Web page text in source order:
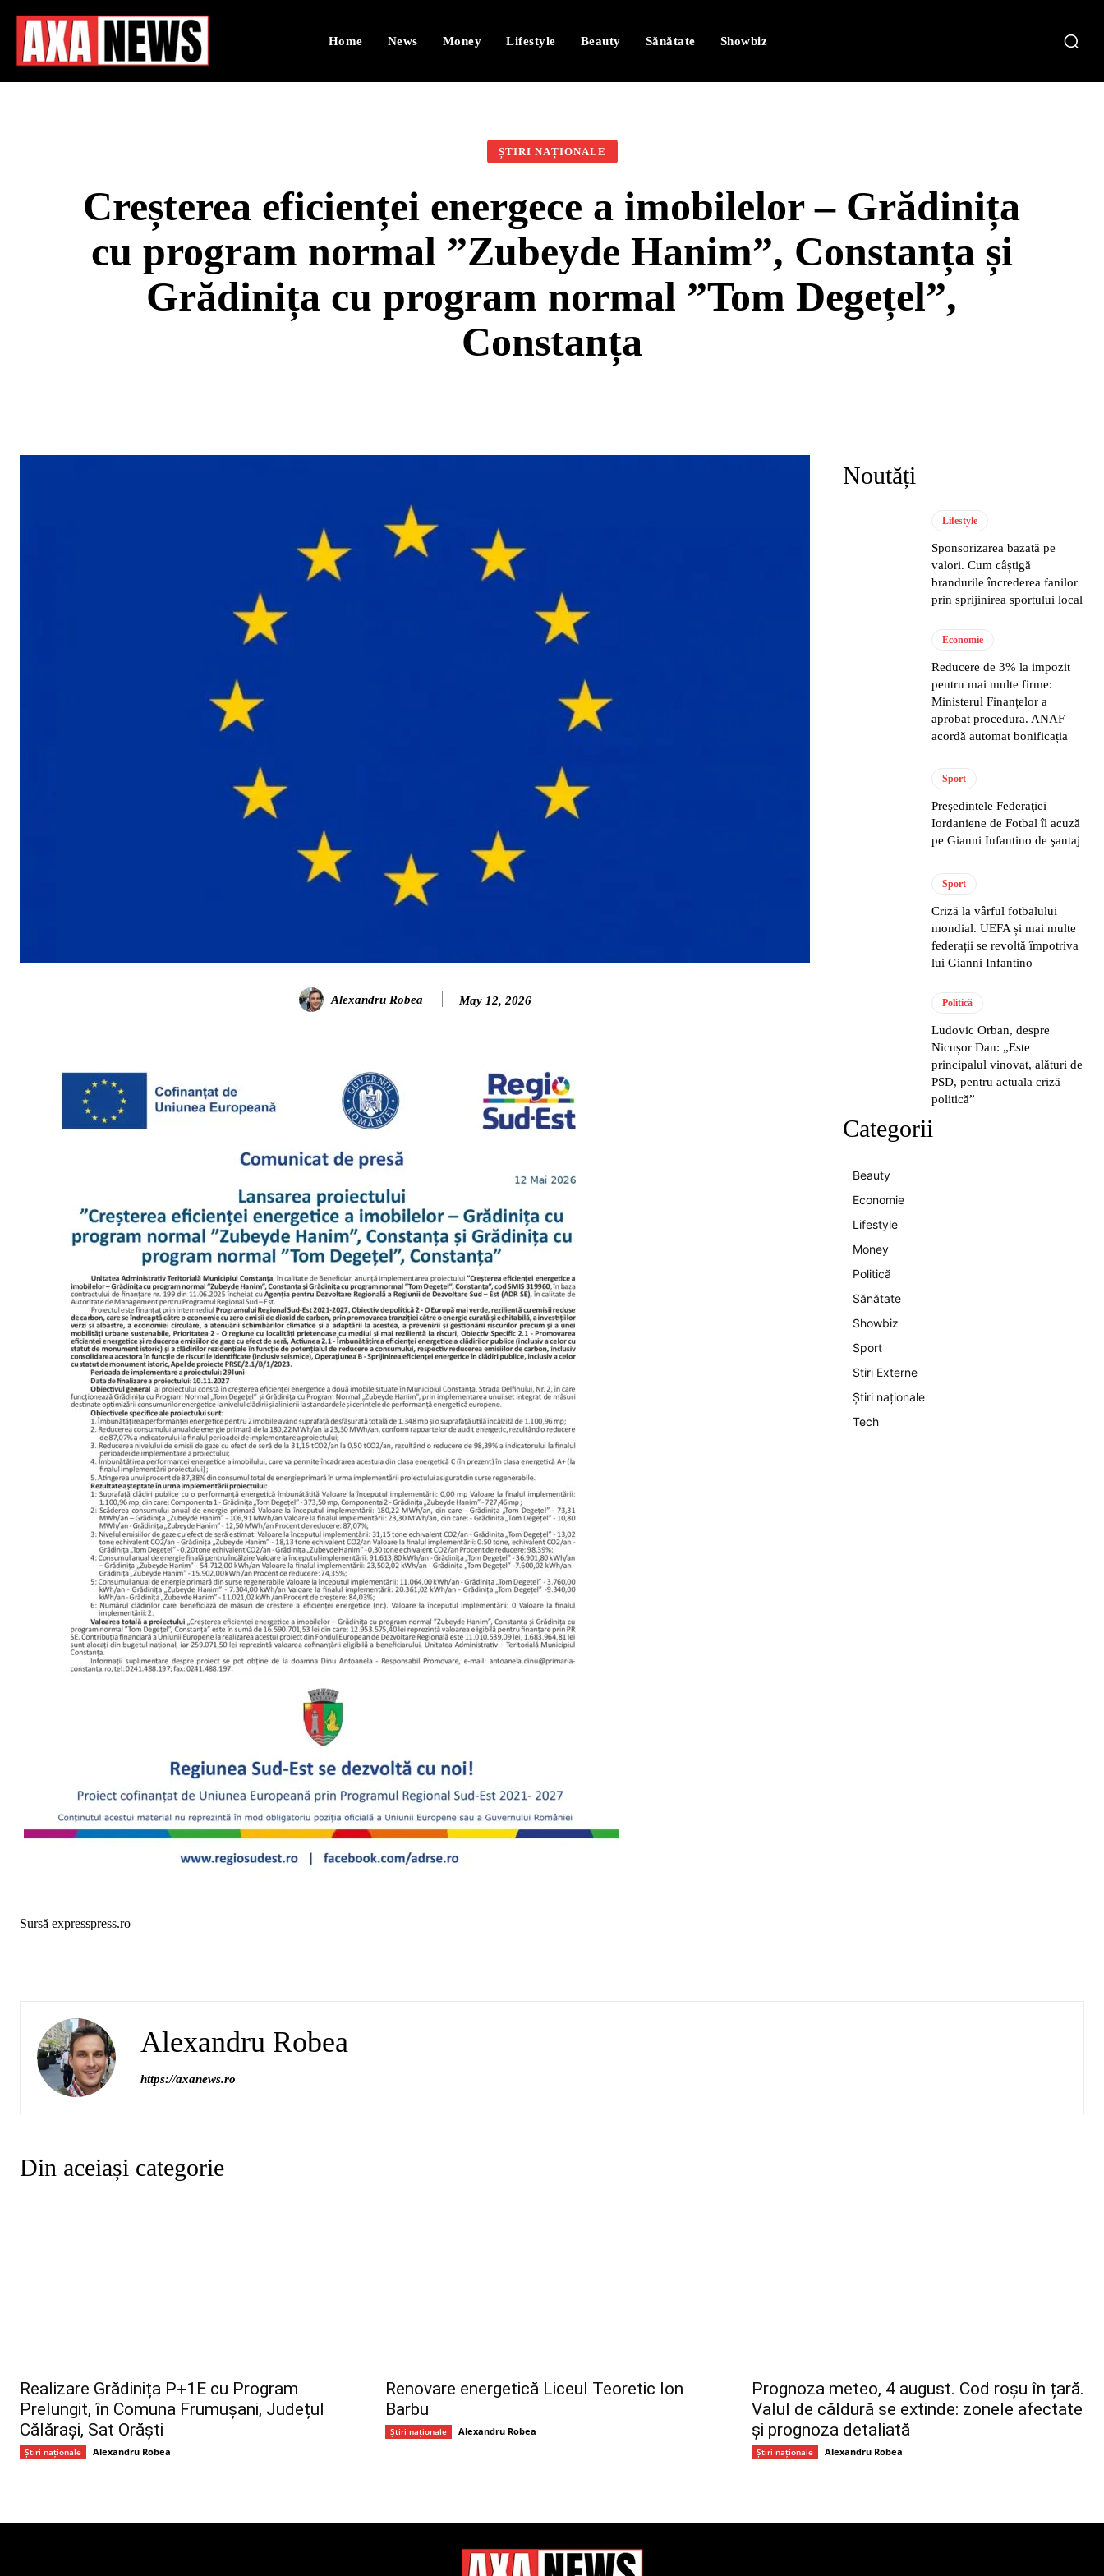
Home News Money Lifestyle Beauty Sănătate Showbiz
ȘTIRI NAȚIONALE
Creșterea eficienței energece a imobilelor – Grădinița
cu program normal ”Zubeyde Hanim”, Constanța și
Grădinița cu program normal ”Tom Degețel”,
Constanța
Alexandru Robea May 12, 2026
Sursă expresspress.ro
Noutăți
Lifestyle
Sponsorizarea bazată pe
valori. Cum câștigă
brandurile încrederea fanilor
prin sprijinirea sportului local
Economie
Reducere de 3% la impozit
pentru mai multe firme:
Ministerul Finanțelor a
aprobat procedura. ANAF
acordă automat bonificația
Sport
Preşedintele Federaţiei
Iordaniene de Fotbal îl acuză
pe Gianni Infantino de şantaj
Sport
Criză la vârful fotbalului
mondial. UEFA și mai multe
federații se revoltă împotriva
lui Gianni Infantino
Politică
Ludovic Orban, despre
Nicușor Dan: „Este
principalul vinovat, alături de
PSD, pentru actuala criză
politică”
Categorii
Beauty
Economie
Lifestyle
Money
Politică
Sănătate
Showbiz
Sport
Stiri Externe
Știri naționale
Tech
Alexandru Robea
https://axanews.ro
Din aceiași categorie
Realizare Grădinița P+1E cu Program
Prelungit, în Comuna Frumușani, Județul
Călărași, Sat Orăști
Știri naționale Alexandru Robea
Renovare energetică Liceul Teoretic Ion
Barbu
Știri naționale Alexandru Robea
Prognoza meteo, 4 august. Cod roșu în țară.
Valul de căldură se extinde: zonele afectate
și prognoza detaliată
Știri naționale Alexandru Robea